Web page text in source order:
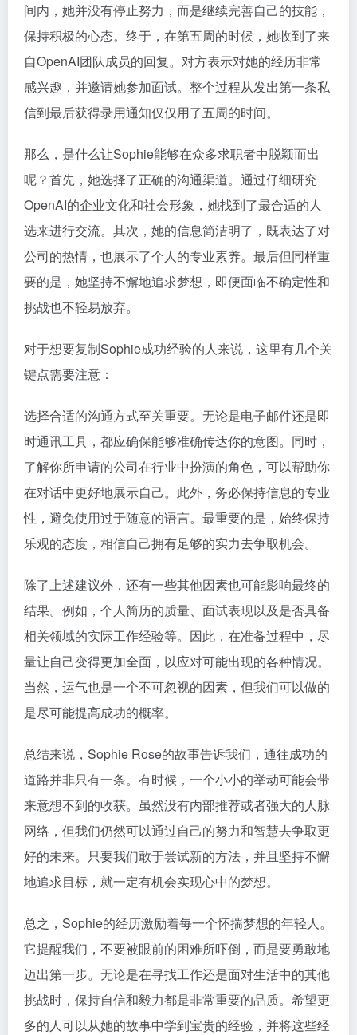
间内，她并没有停止努力，而是继续完善自己的技能，
保持积极的心态。终于，在第五周的时候，她收到了来
自OpenAI团队成员的回复。对方表示对她的经历非常
感兴趣，并邀请她参加面试。整个过程从发出第一条私
信到最后获得录用通知仅仅用了五周的时间。
那么，是什么让Sophie能够在众多求职者中脱颖而出
呢？首先，她选择了正确的沟通渠道。通过仔细研究
OpenAI的企业文化和社会形象，她找到了最合适的人
选来进行交流。其次，她的信息简洁明了，既表达了对
公司的热情，也展示了个人的专业素养。最后但同样重
要的是，她坚持不懈地追求梦想，即便面临不确定性和
挑战也不轻易放弃。
对于想要复制Sophie成功经验的人来说，这里有几个关
键点需要注意：
选择合适的沟通方式至关重要。无论是电子邮件还是即
时通讯工具，都应确保能够准确传达你的意图。同时，
了解你所申请的公司在行业中扮演的角色，可以帮助你
在对话中更好地展示自己。此外，务必保持信息的专业
性，避免使用过于随意的语言。最重要的是，始终保持
乐观的态度，相信自己拥有足够的实力去争取机会。
除了上述建议外，还有一些其他因素也可能影响最终的
结果。例如，个人简历的质量、面试表现以及是否具备
相关领域的实际工作经验等。因此，在准备过程中，尽
量让自己变得更加全面，以应对可能出现的各种情况。
当然，运气也是一个不可忽视的因素，但我们可以做的
是尽可能提高成功的概率。
总结来说，Sophie Rose的故事告诉我们，通往成功的
道路并非只有一条。有时候，一个小小的举动可能会带
来意想不到的收获。虽然没有内部推荐或者强大的人脉
网络，但我们仍然可以通过自己的努力和智慧去争取更
好的未来。只要我们敢于尝试新的方法，并且坚持不懈
地追求目标，就一定有机会实现心中的梦想。
总之，Sophie的经历激励着每一个怀揣梦想的年轻人。
它提醒我们，不要被眼前的困难所吓倒，而是要勇敢地
迈出第一步。无论是在寻找工作还是面对生活中的其他
挑战时，保持自信和毅力都是非常重要的品质。希望更
多的人可以从她的故事中学到宝贵的经验，并将这些经